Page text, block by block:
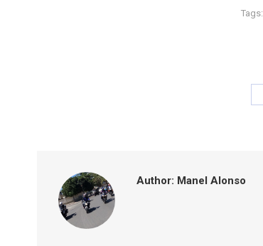
Tags:
Author: Manel Alonso